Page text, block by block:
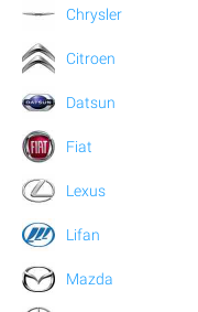
Chrysler
Citroen
Datsun
Fiat
Lexus
Lifan
Mazda